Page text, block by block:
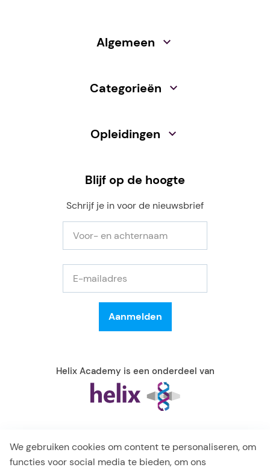
Algemeen
Categorieën
Opleidingen
Blijf op de hoogte
Schrijf je in voor de nieuwsbrief
Helix Academy is een onderdeel van
We gebruiken cookies om content te personaliseren, om
functies voor social media te bieden, om ons